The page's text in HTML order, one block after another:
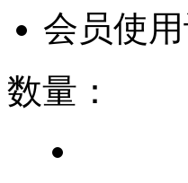
会员使用
数量 ：